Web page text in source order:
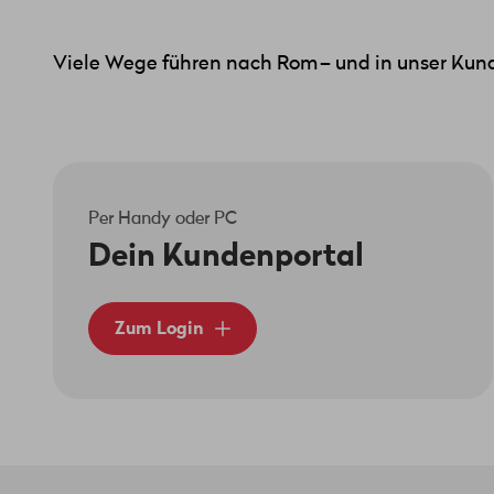
kompatibel sein – entweder Gigabit
Du kannst jedes Modul verwenden,
anschliessen oder einen
XGS-PON
Viele Wege führen nach Rom – und in unser
Per Handy oder PC
Dein Kundenportal
Zum Login